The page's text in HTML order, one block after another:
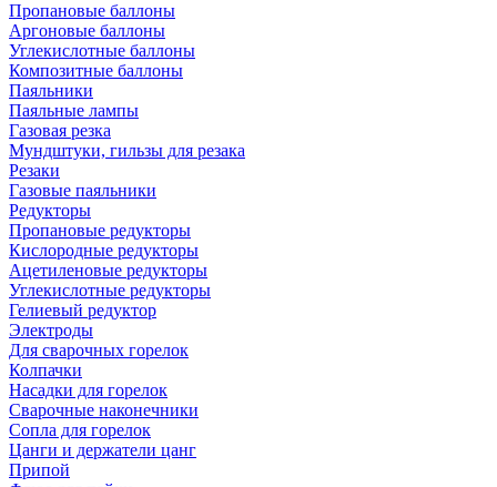
Пропановые баллоны
Аргоновые баллоны
Углекислотные баллоны
Композитные баллоны
Паяльники
Паяльные лампы
Газовая резка
Мундштуки, гильзы для резака
Резаки
Газовые паяльники
Редукторы
Пропановые редукторы
Кислородные редукторы
Ацетиленовые редукторы
Углекислотные редукторы
Гелиевый редуктор
Электроды
Для сварочных горелок
Колпачки
Насадки для горелок
Сварочные наконечники
Сопла для горелок
Цанги и держатели цанг
Припой